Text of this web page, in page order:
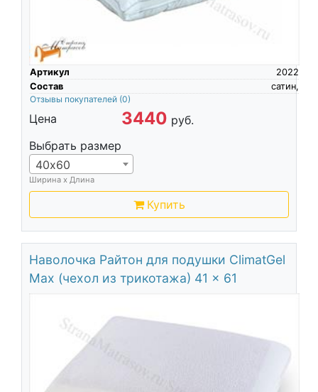
Артикул
2022
Состав
сатин,
Отзывы покупателей (0)
Цена 3440 руб.
Выбрать размер
40х60
Ширина х Длина
Купить
Наволочка Райтон для подушки ClimatGel
Max (чехол из трикотажа) 41 x 61